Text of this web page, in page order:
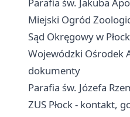
Parafia św. Jakuba
Miejski Ogród
Sąd Okręgowy w
Wojewódzki Ośrodek
dokumenty
Parafia św. Józefa
ZUS Płock - kontakt,